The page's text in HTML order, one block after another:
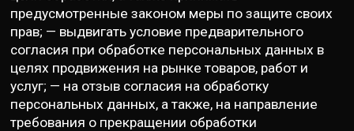
предусмотренные законом меры по защите своих
прав; — выдвигать условие предварительного
согласия при обработке персональных данных в
целях продвижения на рынке товаров, работ и
услуг; — на отзыв согласия на обработку
персональных данных, а также, на направление
требования о прекращении обработки